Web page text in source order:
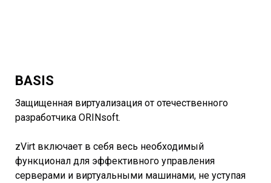
BASIS
Защищенная виртуализация от отечественного
разработчика ORINsoft.
zVirt включает в себя весь необходимый
функционал для эффективного управления
серверами и виртуальными машинами, не уступая